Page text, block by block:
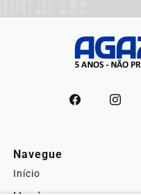
Navegue
Início